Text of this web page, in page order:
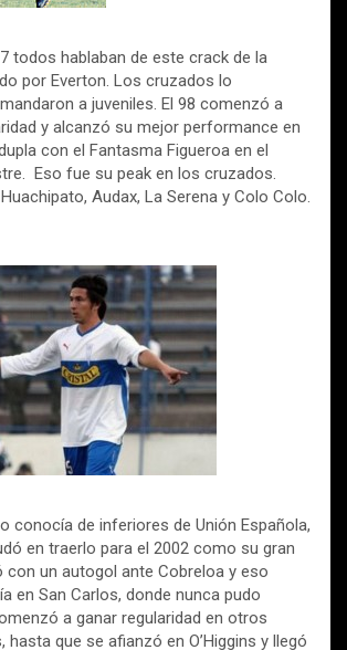
todos hablaban de este crack de la
por Everton. Los cruzados lo
a juveniles. El 98 comenzó a
y alcanzó su mejor performance en
con el Fantasma Figueroa en el
Eso fue su peak en los cruzados.
Audax, La Serena y Colo Colo.
conocía de inferiores de Unión Española,
en traerlo para el 2002 como su gran
con un autogol ante Cobreloa y eso
en San Carlos, donde nunca pudo
a ganar regularidad en otros
hasta que se afianzó en O’Higgins y llegó